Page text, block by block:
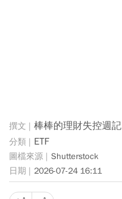
棒棒的理財失控週記
ETF
Shutterstock
2026-07-24 16:11